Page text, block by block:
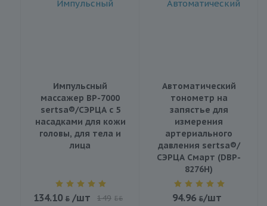
Импульсный
массажер BP-7000
sertsa®/СЭРЦА с 5
насадками для кожи
головы, для тела и
лица
134.10 /шт 149 BYN
Автоматический
тонометр на
запястье для
измерения
артериального
давления sertsa®/
СЭРЦА Смарт (DBP-
8276H)
94.96 /шт